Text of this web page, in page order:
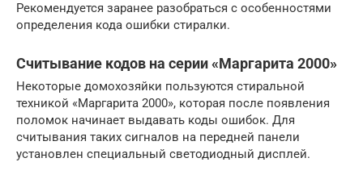
Рекомендуется заранее разобраться с особенностями
определения кода ошибки стиралки.
Считывание кодов на серии «Маргарита 2000»
Некоторые домохозяйки пользуются стиральной
техникой «Маргарита 2000», которая после появления
поломок начинает выдавать коды ошибок. Для
считывания таких сигналов на передней панели
установлен специальный светодиодный дисплей.